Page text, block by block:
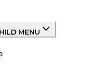
MENU